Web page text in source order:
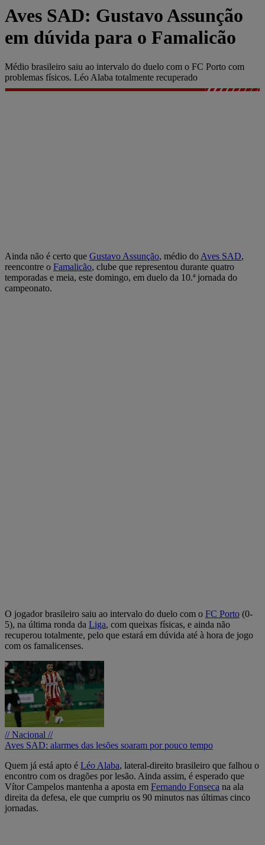
Aves SAD: Gustavo Assunção
em dúvida para o Famalicão
Médio brasileiro saiu ao intervalo do duelo com o FC Porto com
problemas físicos. Léo Alaba totalmente recuperado
Ainda não é certo que Gustavo Assunção, médio do Aves SAD,
reencontre o Famalicão, clube que representou durante quatro
temporadas e meia, este domingo, em duelo da 10.ª jornada do
campeonato.
O jogador brasileiro saiu ao intervalo do duelo com o FC Porto (0-
5), na última ronda da Liga, com queixas físicas, e ainda não
recuperou totalmente, pelo que estará em dúvida até à hora de jogo
com os famalicenses.
// Nacional //
Aves SAD: alarmes das lesões soaram por pouco tempo
Quem já está apto é Léo Alaba, lateral-direito brasileiro que falhou o
encontro com os dragões por lesão. Ainda assim, é esperado que
Vítor Campelos mantenha a aposta em Fernando Fonseca na ala
direita da defesa, ele que cumpriu os 90 minutos nas últimas cinco
jornadas.